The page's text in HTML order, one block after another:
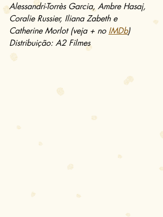
Alessandri-Torrès Garcia, Ambre Hasaj,
Coralie Russier, Iliana Zabeth e
Catherine Morlot (veja + no IMDb)
Distribuição: A2 Filmes